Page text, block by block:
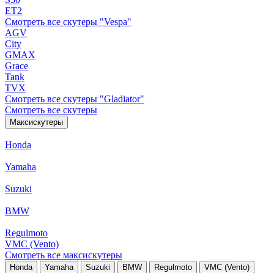
ET2
Смотреть все скутеры "Vespa"
AGV
City
GMAX
Grace
Tank
TVX
Смотреть все скутеры "Gladiator"
Смотреть все скутеры
Максискутеры
Honda
Yamaha
Suzuki
BMW
Regulmoto
VMC (Vento)
Смотреть все максискутеры
Honda Yamaha Suzuki BMW Regulmoto VMC (Vento)